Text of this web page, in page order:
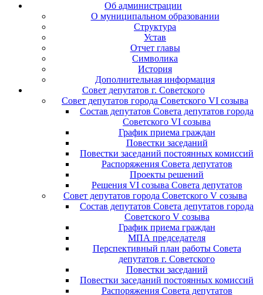
Об администрации
О муниципальном образовании
Структура
Устав
Отчет главы
Символика
История
Дополнительная информация
Совет депутатов г. Советского
Совет депутатов города Советского VI созыва
Состав депутатов Совета депутатов города
Советского VI созыва
График приема граждан
Повестки заседаний
Повестки заседаний постоянных комиссий
Распоряжения Совета депутатов
Проекты решений
Решения VI созыва Совета депутатов
Совет депутатов города Советского V созыва
Состав депутатов Совета депутатов города
Советского V созыва
График приема граждан
МПА председателя
Перспективный план работы Совета
депутатов г. Советского
Повестки заседаний
Повестки заседаний постоянных комиссий
Распоряжения Совета депутатов